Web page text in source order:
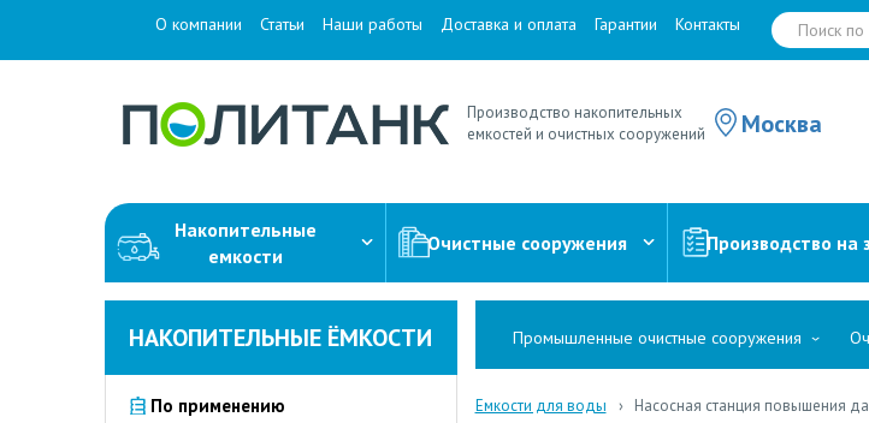
О компании Статьи Наши работы Доставка и оплата Гарантии Контакты
Москва
Производство накопительных
емкостей и очистных сооружений
Накопительные
емкости
Очистные сооружения Производство на
НАКОПИТЕЛЬНЫЕ ЁМКОСТИ
По применению
Промышленные очистные сооружения
Емкости для воды Насосная станция повышения